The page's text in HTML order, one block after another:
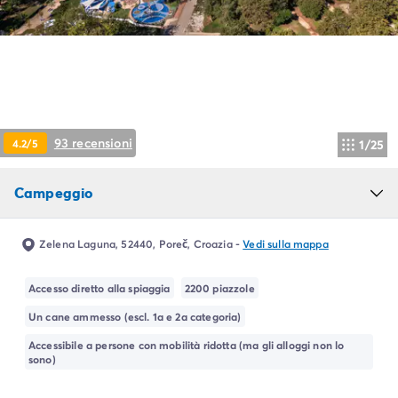
Campeggio Sardegna
Campeggio Lucca
Campeggio Marina di Bibbona
Campeggio Trentino-Alto-Adige
Campeggio Veneto
Campeggio Caorle
Campeggio Lazise
Campeggio Venezia
Campeggio Cavallino - Treporti
Campeggio Verona
Campeggio Croazia
4.2/5 93 recensioni 1/25
Campeggio
Zelena Laguna, 52440, Poreč, Croazia-Vedi sulla mappa
Accesso diretto alla spiaggia
2200 piazzole
Un cane ammesso (escl. 1a e 2a categoria)
Accessibile a persone con mobilità ridotta (ma gli alloggi non lo
sono)